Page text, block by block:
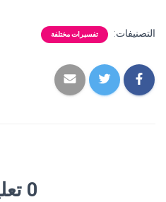
التصنيفات: تفسيرات مختلفة
0 تعليق